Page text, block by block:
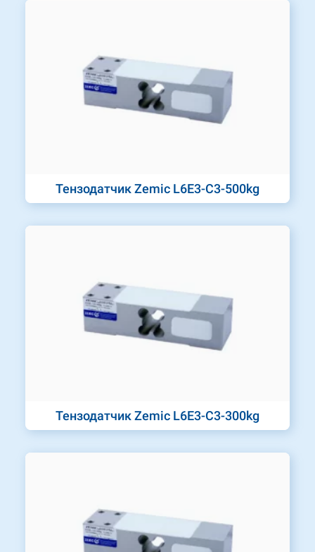
Тензодатчик Zemic L6E3-C3-500kg
Тензодатчик Zemic L6E3-C3-300kg